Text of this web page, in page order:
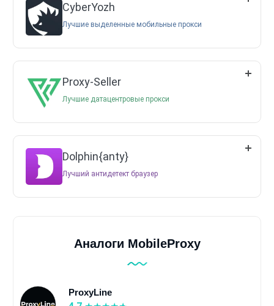
CyberYozh
Лучшие выделенные мобильные прокси
Proxy-Seller
Лучшие датацентровые прокси
Dolphin{anty}
Лучший антидетект браузер
Аналоги MobileProxy
ProxyLine